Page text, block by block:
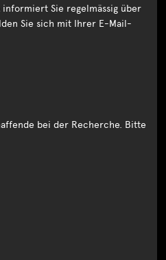
informiert Sie regelmässig über
Sie sich mit Ihrer E-Mail-
bei der Recherche. Bitte